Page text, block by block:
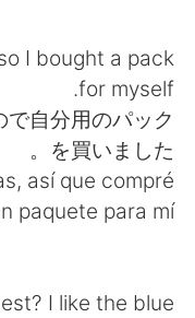
I bought a pack
for myself.
自分用のパック
を買いました。
así que compré
paquete para mí.
I like the blue